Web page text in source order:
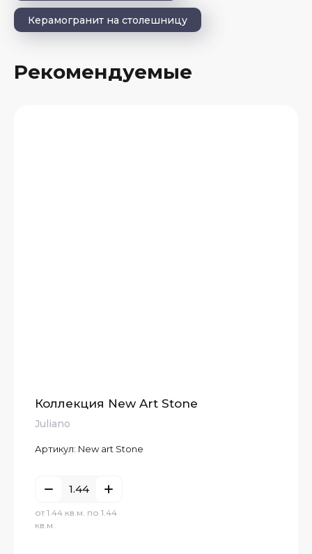
Керамогранит на столешницу
Рекомендуемые
Коллекция New Art Stone
Juliano
Артикул: New art Stone
от 1.44 кв.м. по 1.44
кв.м.